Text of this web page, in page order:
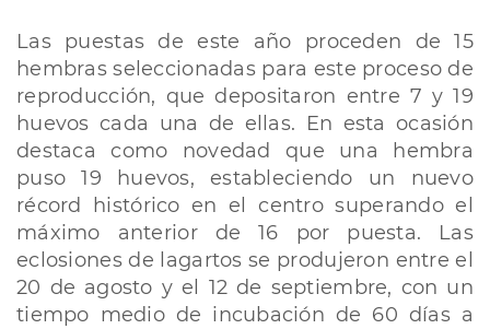
Las puestas de este año proceden de 15
hembras seleccionadas para este proceso de
reproducción, que depositaron entre 7 y 19
huevos cada una de ellas. En esta ocasión
destaca como novedad que una hembra
puso 19 huevos, estableciendo un nuevo
récord histórico en el centro superando el
máximo anterior de 16 por puesta. Las
eclosiones de lagartos se produjeron entre el
20 de agosto y el 12 de septiembre, con un
tiempo medio de incubación de 60 días a